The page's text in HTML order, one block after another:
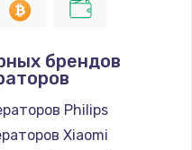
модуля
брендов
Philips
Xiaomi